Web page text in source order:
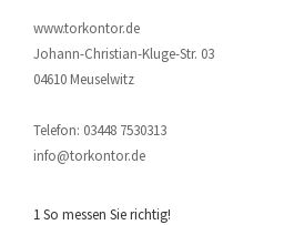
www.torkontor.de
Johann-Christian-Kluge-Str. 03
04610 Meuselwitz
Telefon: 03448 7530313
info@torkontor.de
1 So messen Sie richtig!